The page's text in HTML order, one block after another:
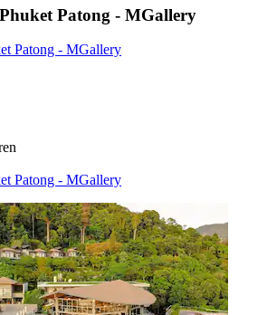
Patong - MGallery
Patong - MGallery
Patong - MGallery